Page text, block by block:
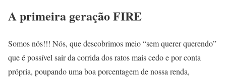
A primeira geração FIRE
Somos nós!!! Nós, que descobrimos meio “sem querer querendo”
que é possível sair da corrida dos ratos mais cedo e por conta
própria, poupando uma boa porcentagem de nossa renda,